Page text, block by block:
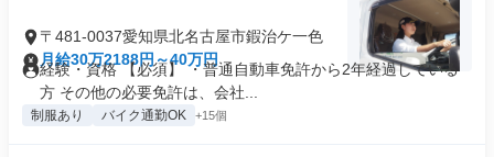
〒481-0037愛知県北名古屋市鍜治ケ一色
月給30万2188円～40万円
経験・資格 【必須】 ・普通自動車免許から2年経過している
方 その他の必要免許は、会社...
制服あり バイク通勤OK +15個